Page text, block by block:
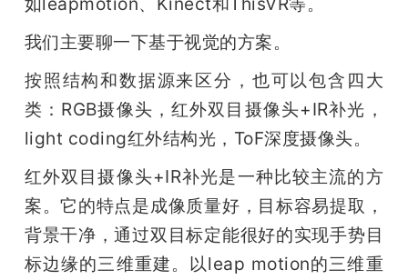
我们主要聊一下基于视觉的方案。
按照结构和数据源来区分，也可以包含四大
类：RGB摄像头，红外双目摄像头+IR补光，
light coding红外结构光，ToF深度摄像头。
红外双目摄像头+IR补光是一种比较主流的方
案。它的特点是成像质量好，目标容易提取，
背景干净，通过双目标定能很好的实现手势目
标边缘的三维重建。以leap motion的三维重